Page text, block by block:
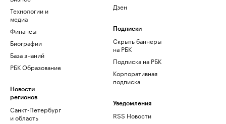
Технологии и
медиа
Финансы
Биографии
База знаний
РБК Образование
Новости
регионов
Санкт-Петербург
и область
Дзен
Подписки
Скрыть баннеры
на РБК
Подписка на РБК
Корпоративная
подписка
Уведомления
RSS Новости